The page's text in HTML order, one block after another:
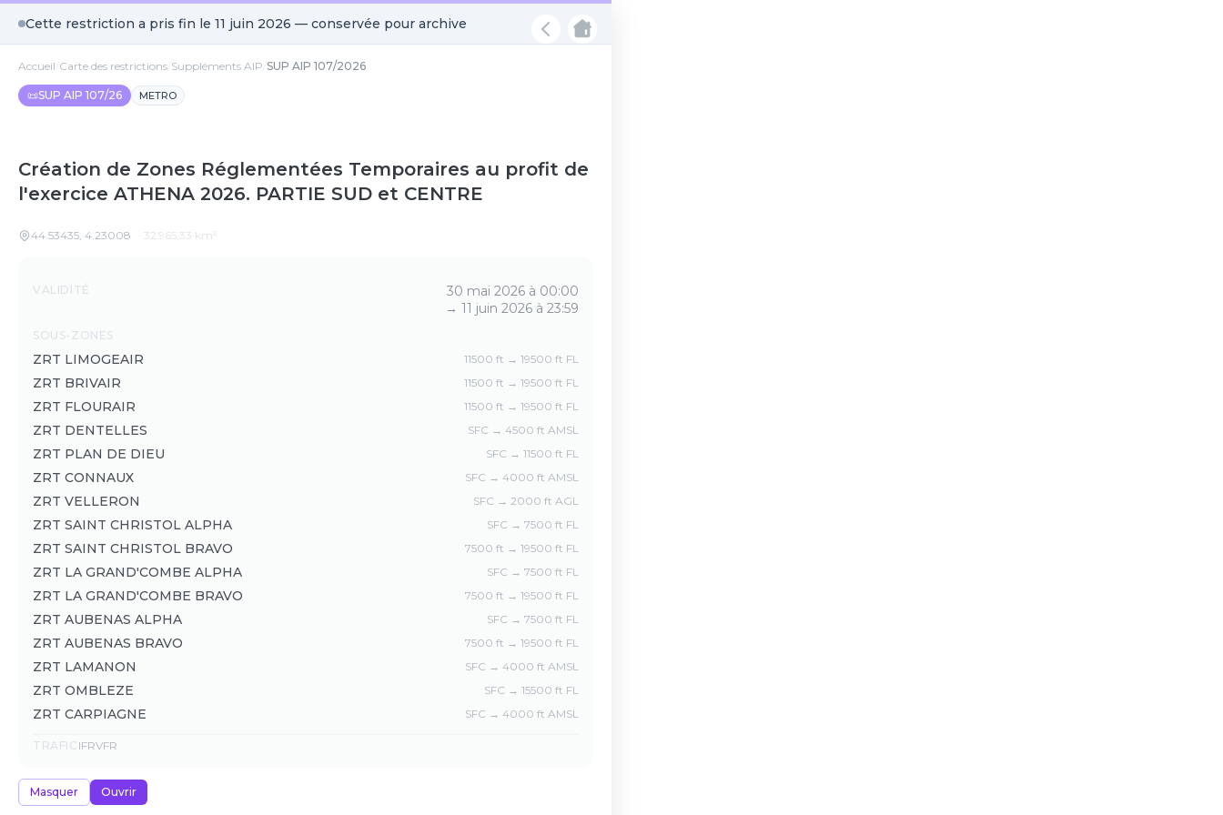
Cette restriction a pris fin le 11 juin 2026 — conservée pour archive
Accueil Carte des restrictions Suppléments AIP SUP AIP 107/2026
📜SUP AIP 107/26 METRO
Création de Zones Réglementées Temporaires au profit de
l'exercice ATHENA 2026. PARTIE SUD et CENTRE
44.53435, 4.23008 32 965,33 km²
Détails
VALIDITÉ
30 mai 2026 à 00:00
→ 11 juin 2026 à 23:59
SOUS-ZONES
ZRT LIMOGEAIR 11500 ft → 19500 ft FL
ZRT BRIVAIR 11500 ft → 19500 ft FL
ZRT FLOURAIR 11500 ft → 19500 ft FL
ZRT DENTELLES SFC → 4500 ft AMSL
ZRT PLAN DE DIEU SFC → 11500 ft FL
ZRT CONNAUX SFC → 4000 ft AMSL
ZRT VELLERON SFC → 2000 ft AGL
ZRT SAINT CHRISTOL ALPHA SFC → 7500 ft FL
ZRT SAINT CHRISTOL BRAVO 7500 ft → 19500 ft FL
ZRT LA GRAND'COMBE ALPHA SFC → 7500 ft FL
ZRT LA GRAND'COMBE BRAVO 7500 ft → 19500 ft FL
ZRT AUBENAS ALPHA SFC → 7500 ft FL
ZRT AUBENAS BRAVO 7500 ft → 19500 ft FL
ZRT LAMANON SFC → 4000 ft AMSL
ZRT OMBLEZE SFC → 15500 ft FL
ZRT CARPIAGNE SFC → 4000 ft AMSL
TRAFIC IFRVFR
Masquer Ouvrir